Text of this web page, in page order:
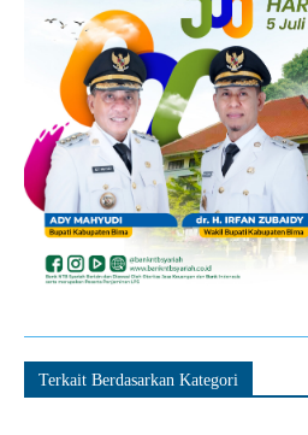
Terkait Berdasarkan Kategori